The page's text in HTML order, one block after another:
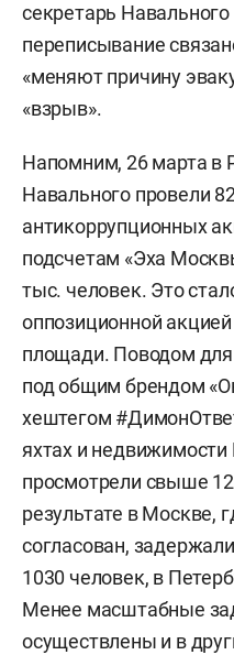
секретарь Навального
переписывание
«меняют причину
«взрыв».
Напомним, 26 марта в
Навального провели
антикоррупционных
подсчетам «Эха
тыс. человек. Это
оппозиционной
площади. Поводом
под общим брендом
хештегом
яхтах и
просмотрели свыше
результате в Москве,
согласован,
1030 человек, в
Менее масштабные
осуществлены и в